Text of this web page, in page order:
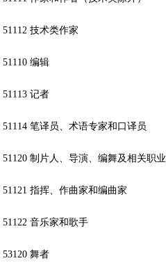
51112 技术类作家
51110 编辑
51113 记者
51114 笔译员、术语专家和口译员
51120 制片人、导演、编舞及相关职业
51121 指挥、作曲家和编曲家
51122 音乐家和歌手
53120 舞者